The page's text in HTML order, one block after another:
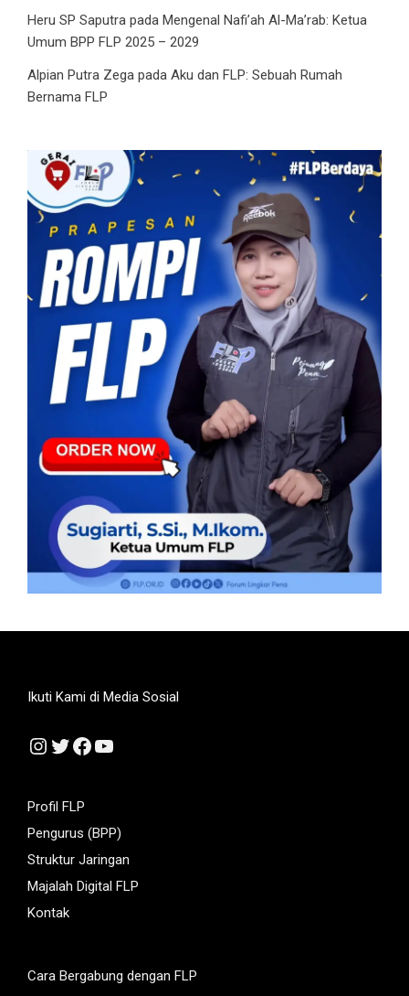
Heru SP Saputra pada Mengenal Nafi’ah Al-Ma’rab: Ketua
Umum BPP FLP 2025 – 2029
Alpian Putra Zega pada Aku dan FLP: Sebuah Rumah
Bernama FLP
Ikuti Kami di Media Sosial
Instagram
Twitter
Facebook
YouTube
Profil FLP
Pengurus (BPP)
Struktur Jaringan
Majalah Digital FLP
Kontak
Cara Bergabung dengan FLP